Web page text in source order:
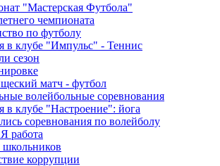
"Мастерская Футбола"
чемпионата
по футболу
в клубе "Импульс" - Теннис
сезон
матч - футбол
волейбольные соревнования
в клубе "Настроение": йога
соревнования по волейболу
школьников
коррупции